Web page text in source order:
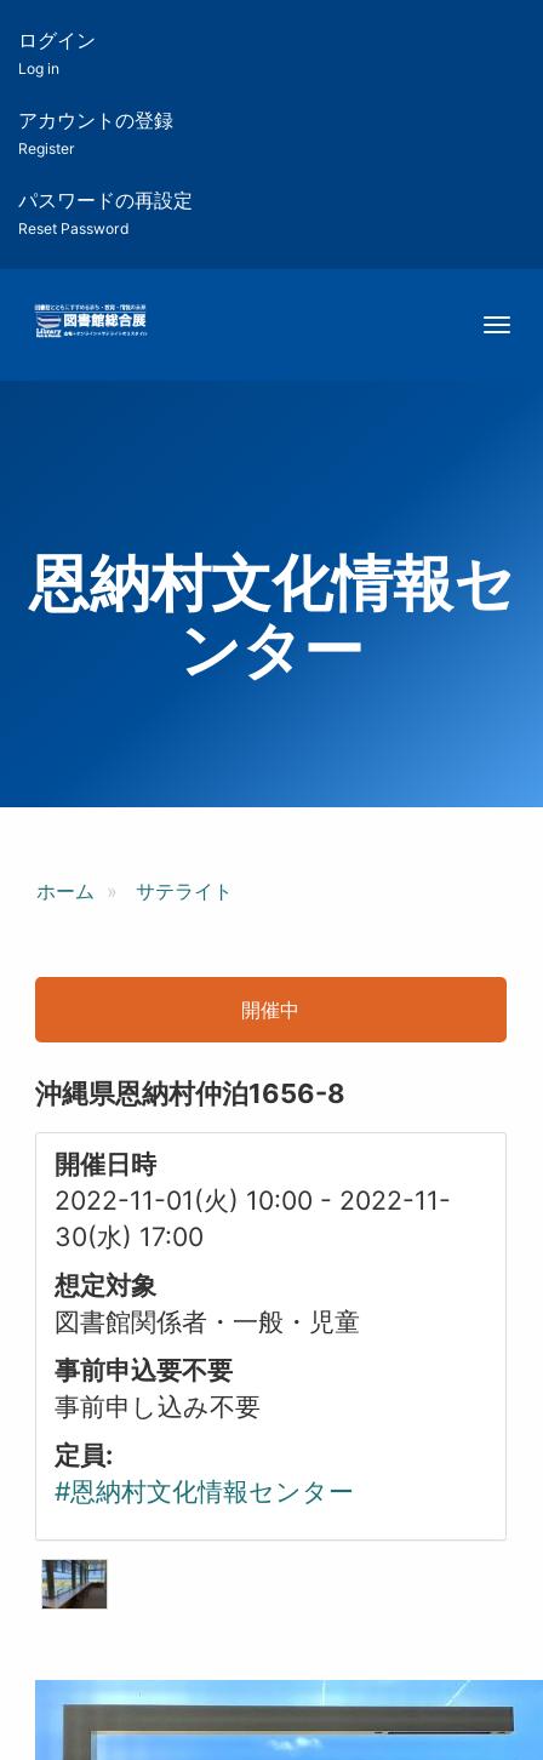
ツ
匿
名
ユ
ー
ー
用
メ
ログイン
Log in
アカウントの登録
Register
パスワードの再設定
Reset Password
恩納村文化情報セ
ンター
ホーム サテライト
開催中
沖縄県恩納村仲泊1656-8
開催日時
2022-11-01(火) 10:00 - 2022-11-
30(水) 17:00
想定対象
図書館関係者・一般・児童
事前申込要不要
事前申し込み不要
定員:
#恩納村文化情報センター